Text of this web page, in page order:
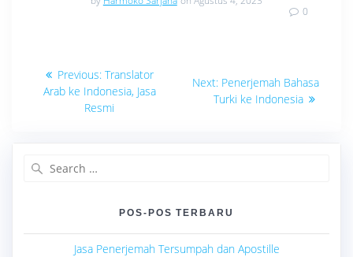
0
Navigasi
pos
Previous: Previous
post:
Translator
Arab ke Indonesia, Jasa
Resmi
Next: Next
post:
Penerjemah Bahasa
Turki ke Indonesia
POS-POS TERBARU
Jasa Penerjemah Tersumpah dan Apostille